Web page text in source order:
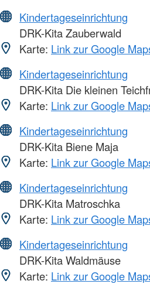
Kindertageseinrichtung
DRK-Kita Zauberwald
Karte: Link zur Google
Kindertageseinrichtung
DRK-Kita Die kleinen
Karte: Link zur Google
Kindertageseinrichtung
DRK-Kita Biene Maja
Karte: Link zur Google
Kindertageseinrichtung
DRK-Kita Matroschka
Karte: Link zur Google
Kindertageseinrichtung
DRK-Kita Waldmäuse
Karte: Link zur Google